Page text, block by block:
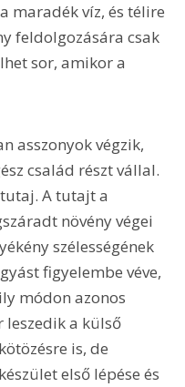
maradék víz, és télire
feldolgozására csak
sor, amikor a
asszonyok végzik,
család részt vállal.
A tutajt a
növény végei
szélességének
figyelembe véve,
módon azonos
leszedik a külső
is, de
első lépése és